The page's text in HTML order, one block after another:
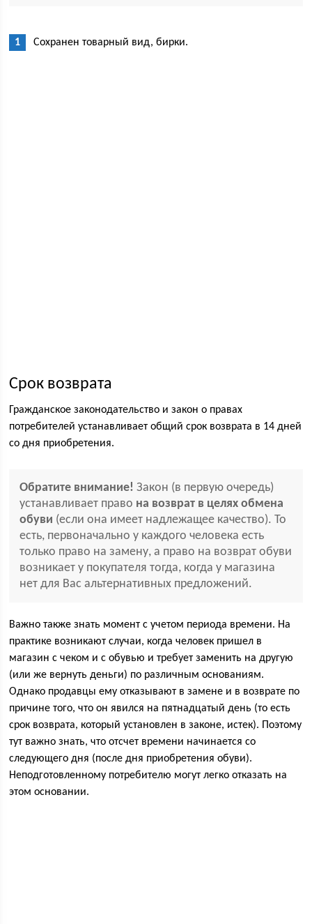
Сохранен товарный вид, бирки.
Срок возврата
Гражданское законодательство и закон о правах
потребителей устанавливает общий срок возврата в 14 дней
со дня приобретения.
Обратите внимание! Закон (в первую очередь)
устанавливает право на возврат в целях обмена
обуви (если она имеет надлежащее качество). То
есть, первоначально у каждого человека есть
только право на замену, а право на возврат обуви
возникает у покупателя тогда, когда у магазина
нет для Вас альтернативных предложений.
Важно также знать момент с учетом периода времени. На
практике возникают случаи, когда человек пришел в
магазин с чеком и с обувью и требует заменить на другую
(или же вернуть деньги) по различным основаниям.
Однако продавцы ему отказывают в замене и в возврате по
причине того, что он явился на пятнадцатый день (то есть
срок возврата, который установлен в законе, истек). Поэтому
тут важно знать, что отсчет времени начинается со
следующего дня (после дня приобретения обуви).
Неподготовленному потребителю могут легко отказать на
этом основании.